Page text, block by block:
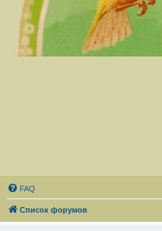
FAQ
Список форумов